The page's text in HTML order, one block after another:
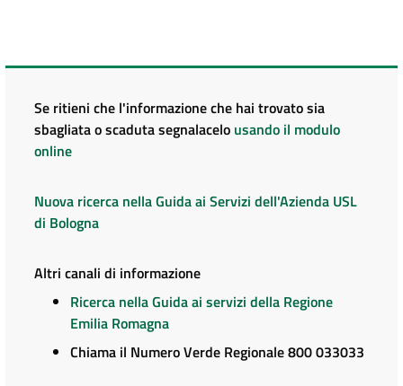
Se ritieni che l'informazione che hai trovato sia
sbagliata o scaduta segnalacelo usando il modulo
online
Nuova ricerca nella Guida ai Servizi dell'Azienda USL
di Bologna
Altri canali di informazione
Ricerca nella Guida ai servizi della Regione
Emilia Romagna
Chiama il Numero Verde Regionale 800 033033